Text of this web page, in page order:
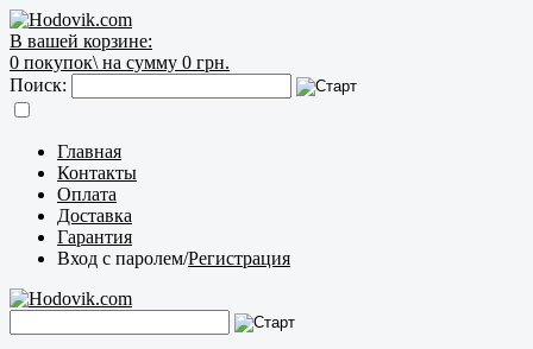
В вашей корзине:
0 покупок\ на сумму 0 грн.
Поиск:
Главная
Контакты
Оплата
Доставка
Гарантия
Вход с паролем/Регистрация